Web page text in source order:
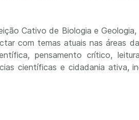
Cativo de Biologia e
com temas atuais nas áreas
pensamento crítico,
científicas e cidadania ativa,